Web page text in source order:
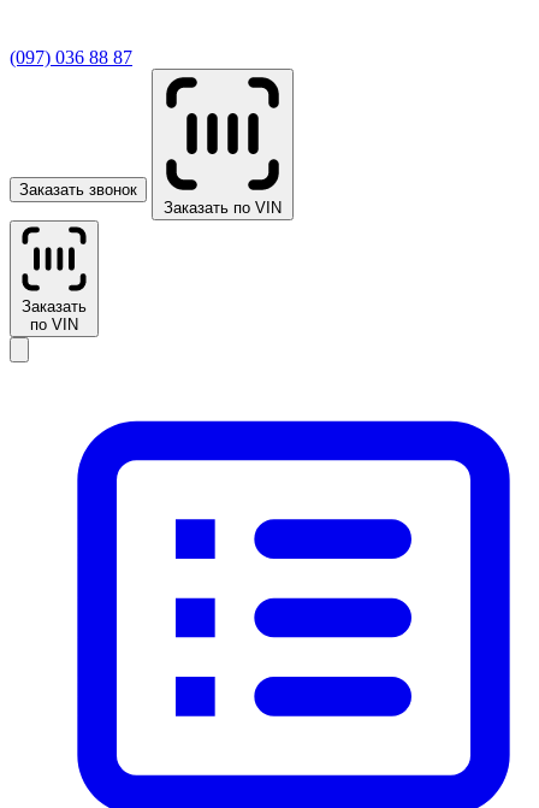
(097) 036 88 87
Заказать звонок
Заказать по VIN
Заказать
по VIN